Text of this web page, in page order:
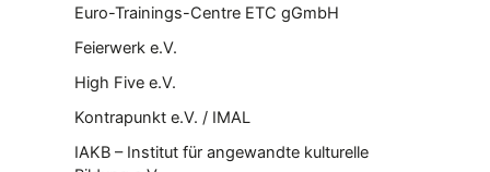
Euro-Trainings-Centre ETC gGmbH
Feierwerk e.V.
High Five e.V.
Kontrapunkt e.V. / IMAL
IAKB – Institut für angewandte kulturelle